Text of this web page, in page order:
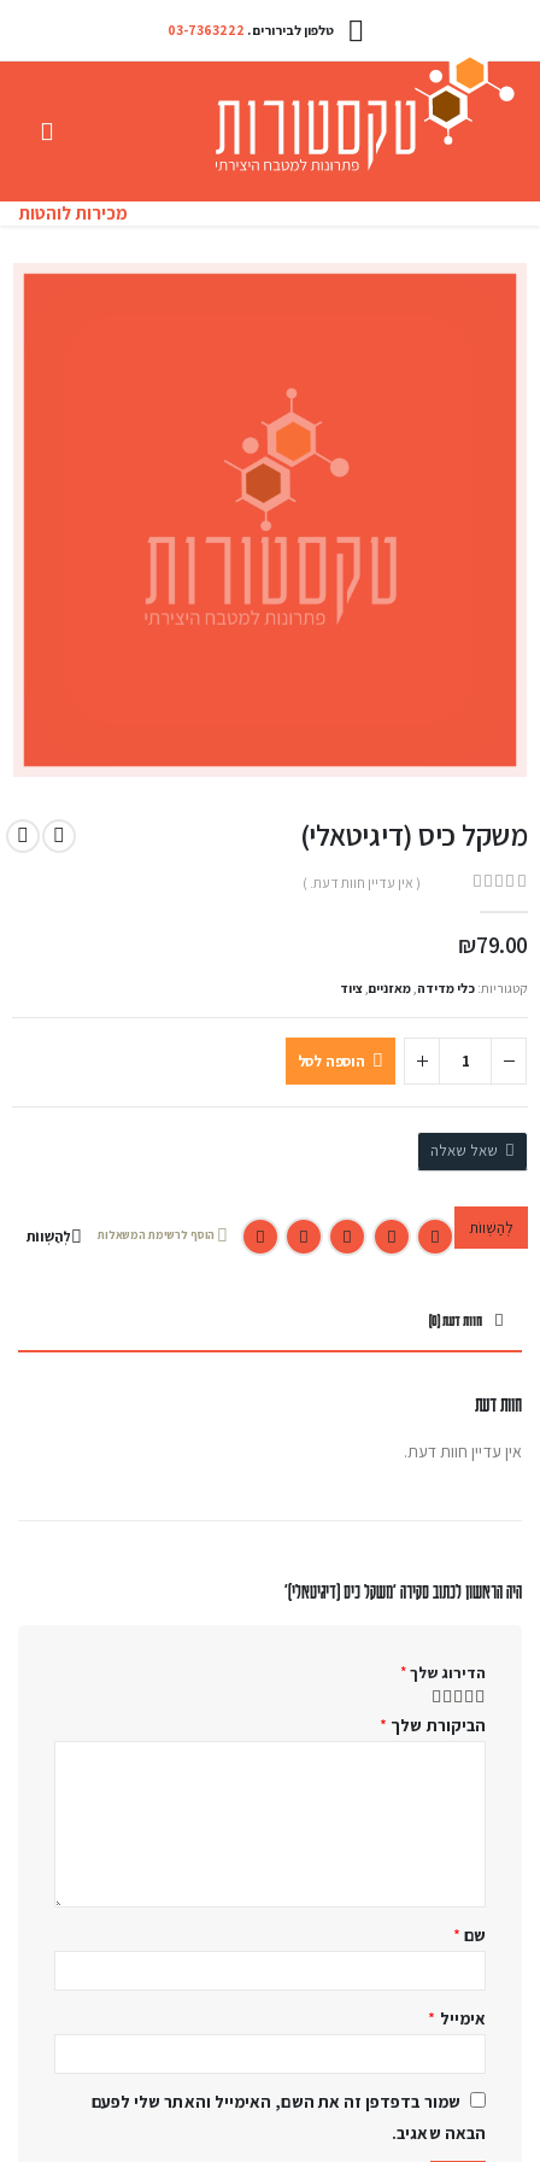
טלפון לבירורים . 03-7363222
מכירות לוהטות
משקל כיס (דיגיטאלי)
( אין עדיין חוות דעת. )
₪79.00
קטגוריות: כלי מדידה,מאזניים,ציוד
הוספה לסל
שאל שאלה
לְהַשְׁווֹת הוסף לרשימת המשאלות לְהַשְׁווֹת
חוות דעת (0)
חוות דעת
אין עדיין חוות דעת.
היה הראשון לכתוב סקירה “משקל כיס (דיגיטאלי)”
הדירוג שלך*
הביקורת שלך *
שם *
אימייל *
שמור בדפדפן זה את השם, האימייל והאתר שלי לפעם
הבאה שאגיב.